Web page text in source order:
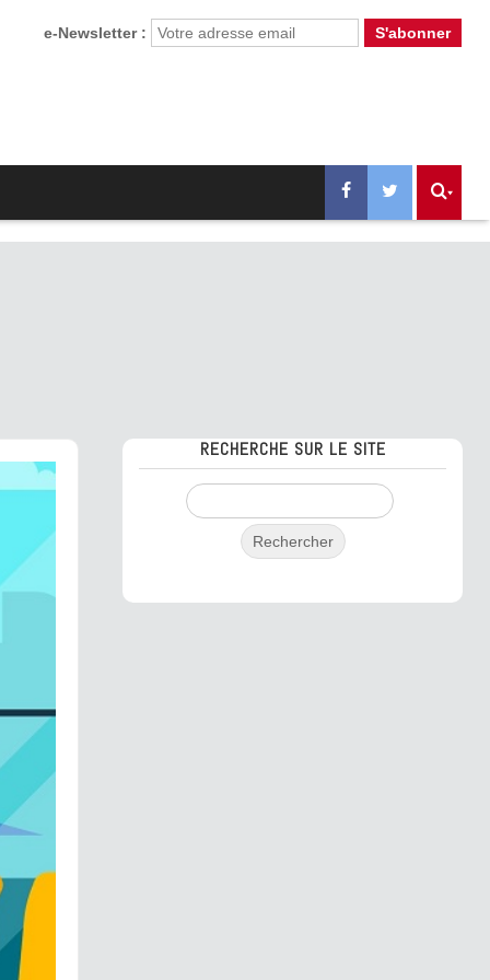
e-Newsletter :
RECHERCHE SUR LE SITE